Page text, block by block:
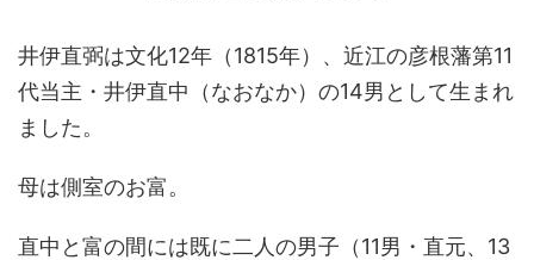
井伊直弼は文化12年（1815年）、近江の彦根藩第11
代当主・井伊直中（なおなか）の14男として生まれ
ました。
母は側室のお富。
直中と富の間には既に二人の男子（11男・直元、13